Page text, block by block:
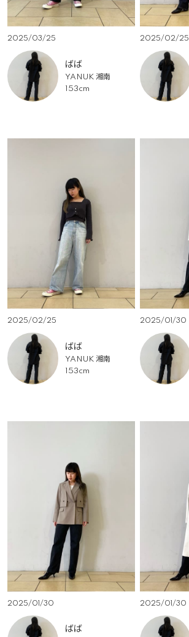
2025/03/25
ばば
YANUK 湘南
153cm
2025/02/25
2025/02/25
ばば
YANUK 湘南
153cm
2025/01/30
2025/01/30
ばば
2025/01/30